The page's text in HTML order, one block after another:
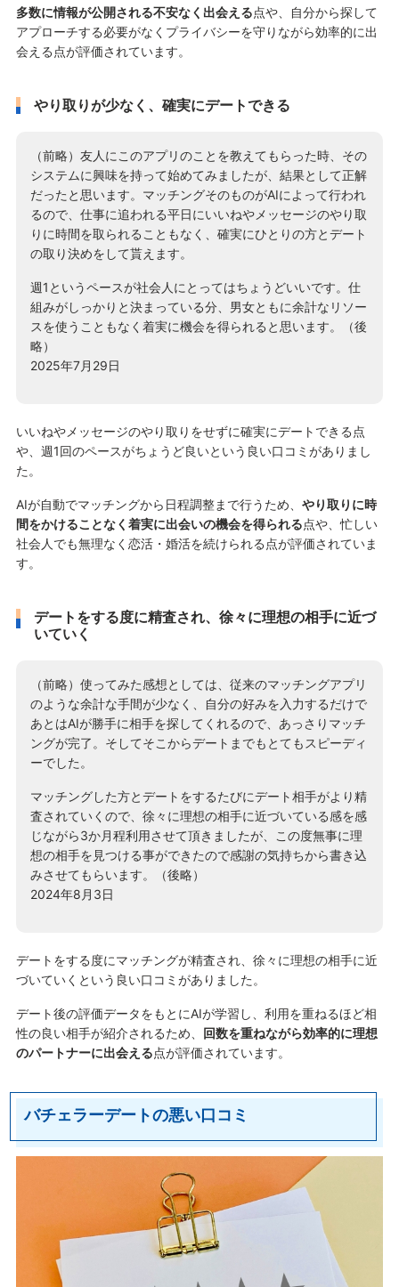
多数に情報が公開される不安なく出会える点や、自分から探して
アプローチする必要がなくプライバシーを守りながら効率的に出
会える点が評価されています。
やり取りが少なく、確実にデートできる
（前略）友人にこのアプリのことを教えてもらった時、その
システムに興味を持って始めてみましたが、結果として正解
だったと思います。マッチングそのものがAIによって行われ
るので、仕事に追われる平日にいいねやメッセージのやり取
りに時間を取られることもなく、確実にひとりの方とデート
の取り決めをして貰えます。
週1というペースが社会人にとってはちょうどいいです。仕
組みがしっかりと決まっている分、男女ともに余計なリソー
スを使うこともなく着実に機会を得られると思います。（後
略）
2025年7月29日
いいねやメッセージのやり取りをせずに確実にデートできる点
や、週1回のペースがちょうど良いという良い口コミがありまし
た。
AIが自動でマッチングから日程調整まで行うため、 やり取りに時
間をかけることなく着実に出会いの機会を得られる点や、忙しい
社会人でも無理なく恋活・婚活を続けられる点が評価されていま
す。
デートをする度に精査され、徐々に理想の相手に近づ
いていく
（前略）使ってみた感想としては、従来のマッチングアプリ
のような余計な手間が少なく、自分の好みを入力するだけで
あとはAIが勝手に相手を探してくれるので、あっさりマッチ
ングが完了。そしてそこからデートまでもとてもスピーディ
ーでした。
マッチングした方とデートをするたびにデート相手がより精
査されていくので、徐々に理想の相手に近づいている感を感
じながら3か月程利用させて頂きましたが、この度無事に理
想の相手を見つける事ができたので感謝の気持ちから書き込
みさせてもらいます。（後略）
2024年8月3日
デートをする度にマッチングが精査され、徐々に理想の相手に近
づいていくという良い口コミがありました。
デート後の評価データをもとにAIが学習し、利用を重ねるほど相
性の良い相手が紹介されるため、
回数を重ねながら効率的に理想
のパートナーに出会える点が評価されています。
バチェラーデートの悪い口コミ